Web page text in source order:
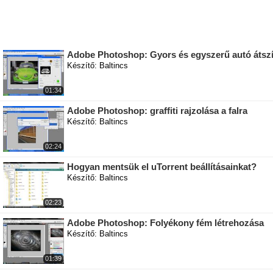
01:34
Adobe Photoshop: Gyors és egyszerű autó
Készítő: Baltincs
02:24
Adobe Photoshop: graffiti rajzolása a falra
Készítő: Baltincs
02:23
Hogyan mentsük el uTorrent beállításainkat?
Készítő: Baltincs
01:39
Adobe Photoshop: Folyékony fém létrehozása
Készítő: Baltincs